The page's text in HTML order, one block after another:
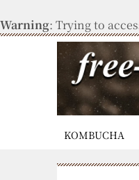
Warning: Trying to
KOMBUCHA